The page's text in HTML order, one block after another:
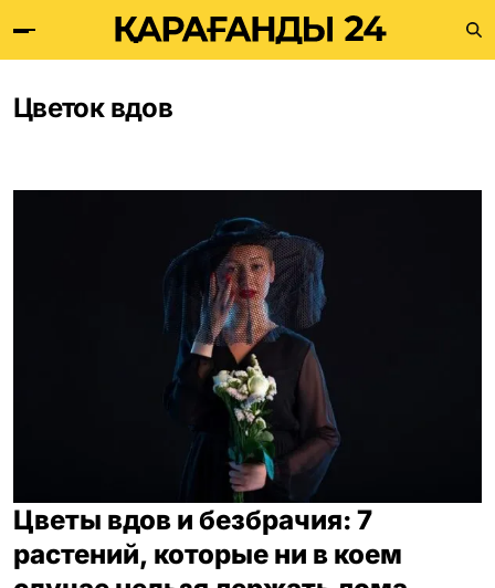
Цветок вдов
Цветы вдов и безбрачия: 7
растений, которые ни в коем